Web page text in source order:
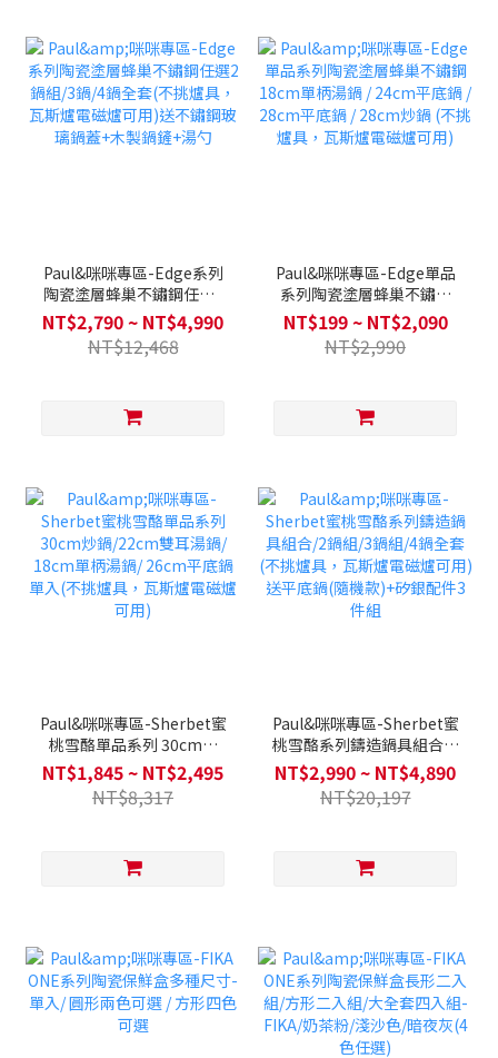
Paul&咪咪專區-Edge系列
陶瓷塗層蜂巢不鏽鋼任選2
鍋組/3鍋/4鍋全套(不挑爐
具，瓦斯爐電磁爐可用)送不
鏽鋼玻璃鍋蓋+木製鍋鏟+湯
NT$2,790 ~ NT$4,990
NT$12,468
Paul&咪咪專區-Edge單品
系列陶瓷塗層蜂巢不鏽鋼
18cm單柄湯鍋 / 24cm平底
鍋 / 28cm平底鍋 / 28cm炒
鍋 (不挑爐具，瓦斯爐電磁
NT$199 ~ NT$2,090
NT$2,990
Paul&咪咪專區-Sherbet蜜
桃雪酪單品系列 30cm炒
鍋/22cm雙耳湯鍋/ 18cm單
柄湯鍋/ 26cm平底鍋 單入
(不挑爐具，瓦斯爐電磁爐可
NT$1,845 ~ NT$2,495
NT$8,317
Paul&咪咪專區-Sherbet蜜
桃雪酪系列鑄造鍋具組合/2
鍋組/3鍋組/4鍋全套(不挑爐
具，瓦斯爐電磁爐可用)送平
底鍋(隨機款)+矽銀配件3件
NT$2,990 ~ NT$4,890
NT$20,197